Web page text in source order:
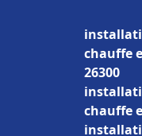
chauffe
26300
chauffe